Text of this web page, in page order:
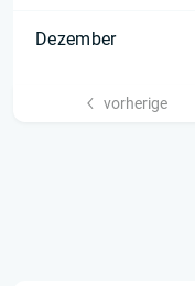
Dezember
vorherige